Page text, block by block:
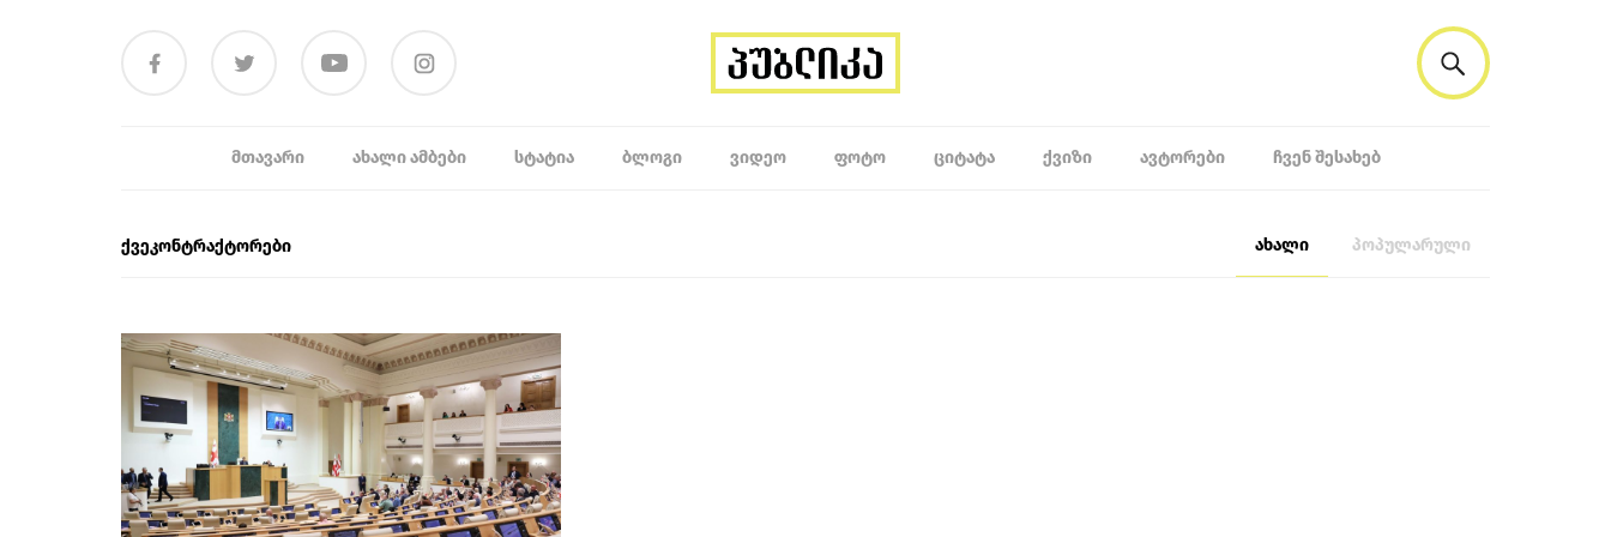
ᲛᲗᲐᲕᲐᲠᲘ ᲐᲮᲐᲚᲘ ᲐᲛᲑᲔᲑᲘ ᲡᲢᲐᲢᲘᲐ ᲑᲚᲝᲒᲘ ᲕᲘᲓᲔᲝ ᲤᲝᲢᲝ ᲪᲘᲢᲐᲢᲐ ᲥᲕᲘᲖᲘ ᲐᲕᲢᲝᲠᲔᲑᲘ ᲩᲕᲔᲜ ᲨᲔᲡᲐᲮᲔᲑ
ქვეკონტრაქტორები ახალი პოპულარული